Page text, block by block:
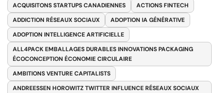
ACQUISITONS STARTUPS CANADIENNES
ACTIONS FINTECH
ADDICTION RÉSEAUX SOCIAUX
ADOPTION IA GÉNÉRATIVE
ADOPTION INTELLIGENCE ARTIFICIELLE
ALL4PACK EMBALLAGES DURABLES INNOVATIONS PACKAGING
ÉCOCONCEPTION ÉCONOMIE CIRCULAIRE
AMBITIONS VENTURE CAPITALISTS
ANDREESSEN HOROWITZ TWITTER INFLUENCE RÉSEAUX SOCIAUX